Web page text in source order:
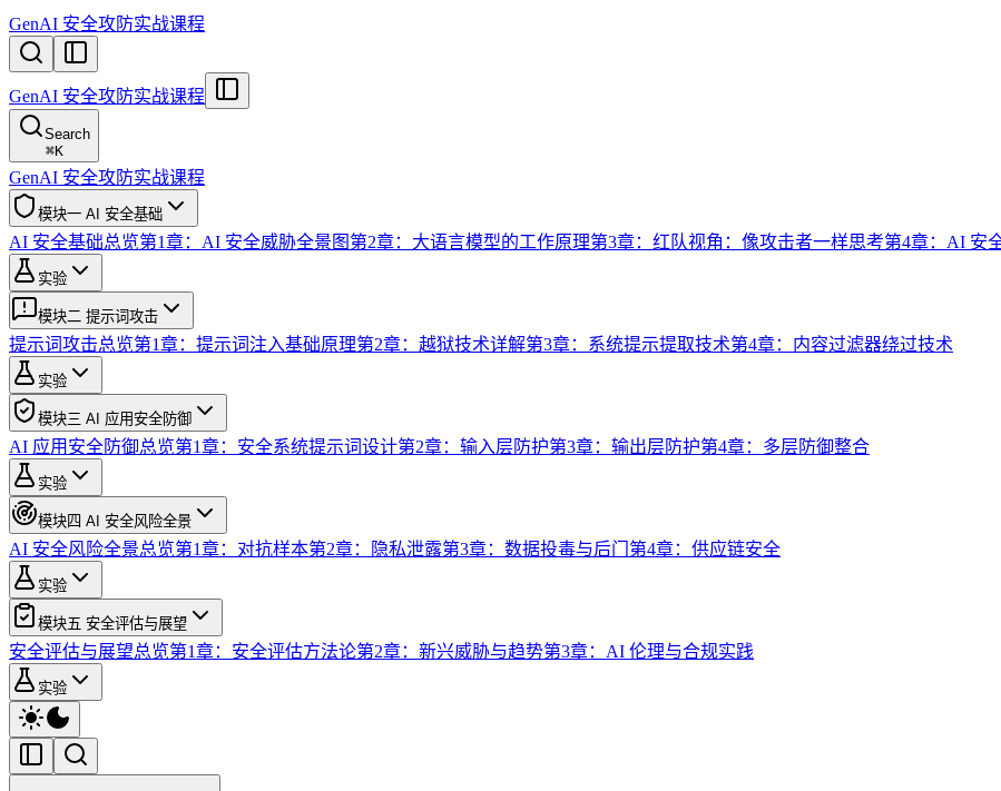
GenAI 安全攻防实战课程
GenAI 安全攻防实战课程
Search
⌘K
GenAI 安全攻防实战课程
模块一 AI 安全基础
AI 安全基础总览第1章：AI 安全威胁全景图 第2章：大语言模型的工作原理第3章：红队视角：像攻击者一样思考第4章：AI 安
实验
模块二 提示词攻击
提示词攻击总览第1章：提示词注入基础原理第2章：越狱技术详解第3章：系统提示提取技术第4章：内容过滤器绕过技术
实验
模块三 AI 应用安全防御
AI 应用安全防御总览第1章：安全系统提示词设计第2章：输入层防护第3章：输出层防护第4章：多层防御整合
实验
模块四 AI 安全风险全景
AI 安全风险全景总览第1章：对抗样本第2章：隐私泄露第3章：数据投毒与后门 第4章：供应链安全
实验
模块五 安全评估与展望
安全评估与展望总览第1章：安全评估方法论第2章：新兴威胁与趋势第3章：AI 伦理与合规实践
实验